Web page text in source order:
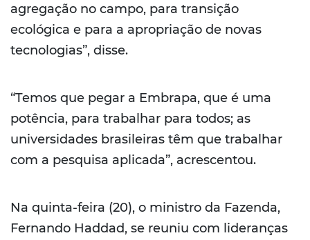
agregação no campo, para transição
ecológica e para a apropriação de novas
tecnologias”, disse.
“Temos que pegar a Embrapa, que é uma
potência, para trabalhar para todos; as
universidades brasileiras têm que trabalhar
com a pesquisa aplicada”, acrescentou.
Na quinta-feira (20), o ministro da Fazenda,
Fernando Haddad, se reuniu com lideranças